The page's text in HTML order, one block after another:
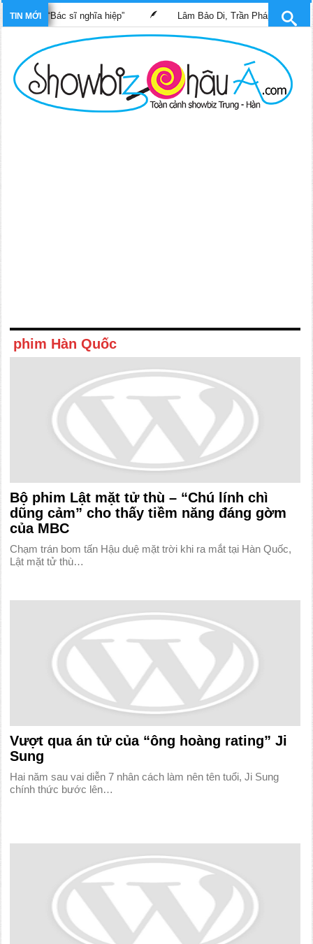
TIN MỚI
“Bác sĩ nghĩa hiệp” Lâm Bảo Di, Trần Pháp Dung tái ngộ
phim Hàn Quốc
Bộ phim Lật mặt tử thù – “Chú lính chì
dũng cảm” cho thấy tiềm năng đáng gờm
của MBC
Chạm trán bom tấn Hậu duệ mặt trời khi ra mắt tại Hàn Quốc,
Lật mặt tử thù…
Vượt qua án tử của “ông hoàng rating” Ji
Sung
Hai năm sau vai diễn 7 nhân cách làm nên tên tuổi, Ji Sung
chính thức bước lên…